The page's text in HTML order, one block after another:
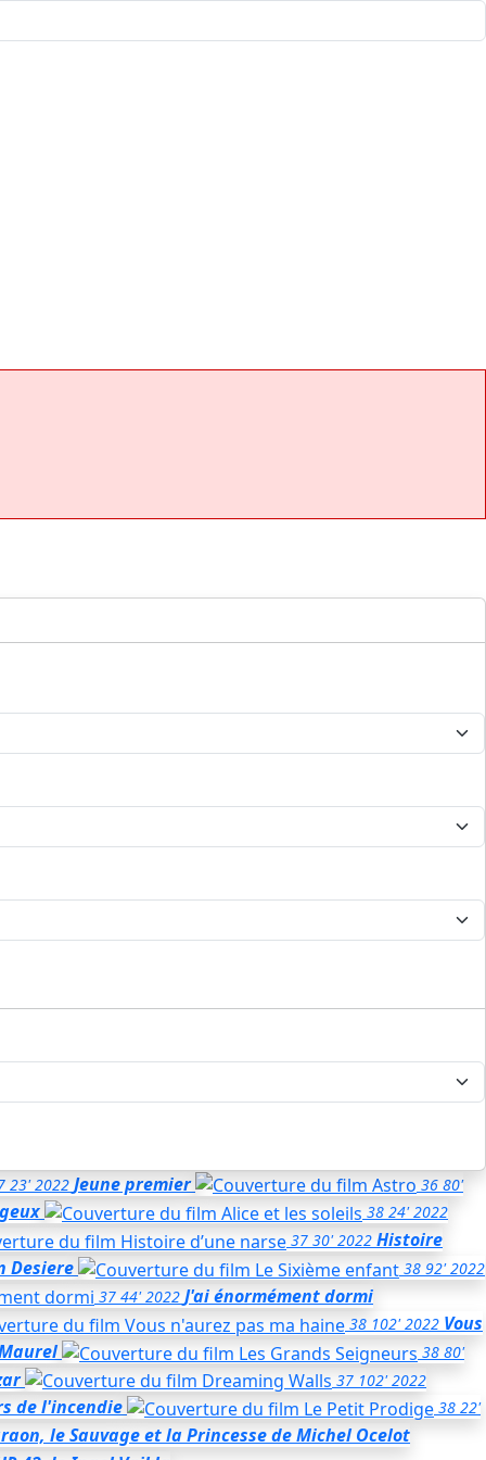
23' 2022 Jeune premier 36 80'
38 24' 2022
37 30' 2022 Histoire
Desiere 38 92' 2022
37 44' 2022 J'ai énormément dormi
38 102' 2022 Vous
38 80'
37 102' 2022
de l'incendie 38 22'
le Sauvage et la Princessede Michel Ocelot